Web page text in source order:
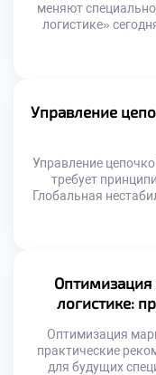
меняют
логистике»
подходы учат
специалист
заменяет
Управление
Управление
требует
Глобальная
оптимизации
уметь
Способность
следования
Оптимизация
логистике:
Оптимизация
практические
для будущих